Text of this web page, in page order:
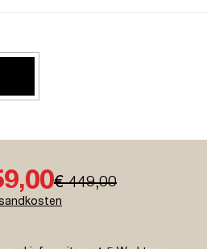
€ 449,00